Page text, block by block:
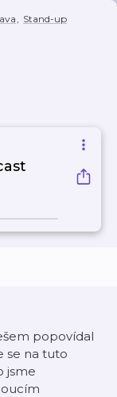
, Stand-up
popovídal
se na tuto
jsme